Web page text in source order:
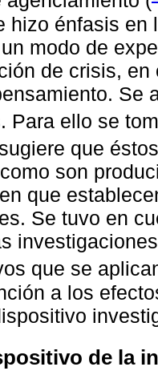
hizo énfasis en
modo de
de crisis,
Se
Para ello se
que
son
que
Se tuvo en
que se
a los
de la